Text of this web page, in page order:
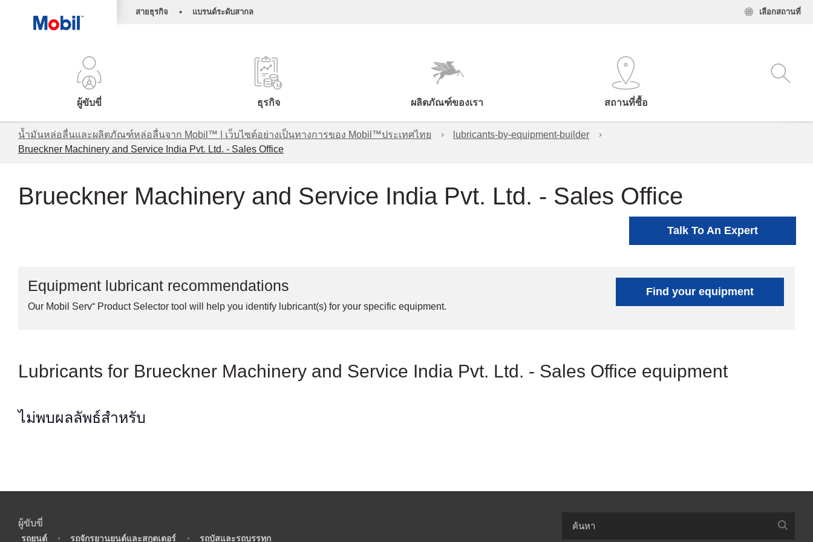
สายธุรกิจ • แบรนด์ระดับสากล เลือกสถานที่
ผู้ขับขี่ ธุรกิจ ผลิตภัณฑ์ของเรา สถานที่ซื้อ
น้ำมันหล่อลื่นและผลิตภัณฑ์หล่อลื่นจาก Mobil™ | เว็บไซต์อย่างเป็นทางการของ Mobil™ประเทศไทย
lubricants-by-equipment-builder
Brueckner Machinery and Service India Pvt. Ltd. - Sales Office
Brueckner Machinery and Service India Pvt. Ltd. - Sales Office
Talk To An Expert
Equipment lubricant recommendations
Our Mobil Serv℠ Product Selector tool will help you identify lubricant(s) for your specific equipment.
Find your equipment
Lubricants for Brueckner Machinery and Service India Pvt. Ltd. - Sales Office equipment
ไม่พบผลลัพธ์สำหรับ
ผู้ขับขี่
รถยนต์ • รถจักรยานยนต์และสกูตเตอร์ • รถบัสและรถบรรทุก